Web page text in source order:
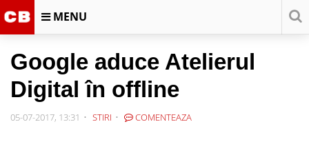
MENU
Google aduce Atelierul
Digital în offline
05-07-2017, 13:31 STIRI COMENTEAZA